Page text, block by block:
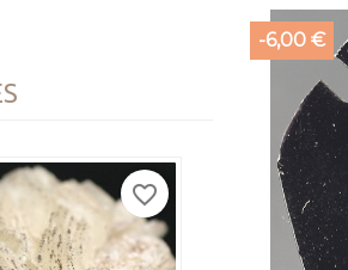
favorite_border
-6,00 €